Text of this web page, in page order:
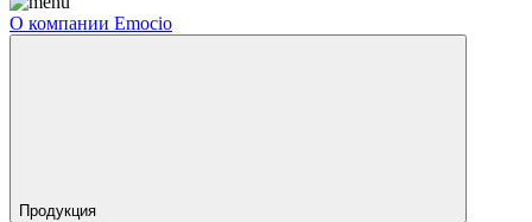
О компании Emocio
Продукция